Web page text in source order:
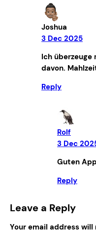
Joshua
3 Dec 2025
Ich überzeuge
davon.
Reply
Rolf
3 Dec
Guten
Reply
Leave a Reply
Your email address